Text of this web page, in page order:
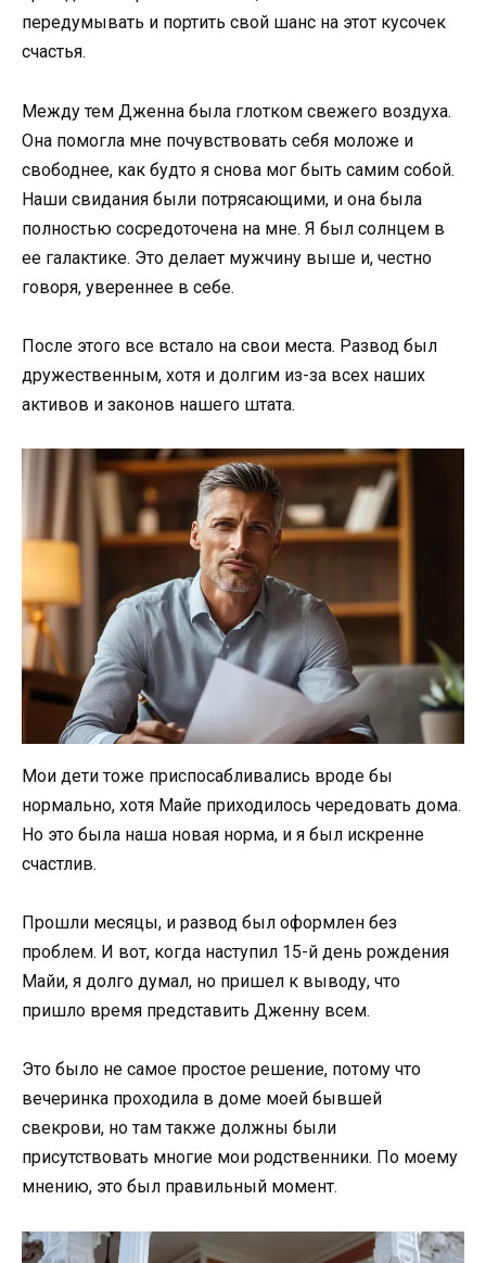
передумывать и портить свой шанс на этот кусочек
счастья.
Между тем Дженна была глотком свежего воздуха.
Она помогла мне почувствовать себя моложе и
свободнее, как будто я снова мог быть самим собой.
Наши свидания были потрясающими, и она была
полностью сосредоточена на мне. Я был солнцем в
ее галактике. Это делает мужчину выше и, честно
говоря, увереннее в себе.
После этого все встало на свои места. Развод был
дружественным, хотя и долгим из-за всех наших
активов и законов нашего штата.
Мои дети тоже приспосабливались вроде бы
нормально, хотя Майе приходилось чередовать дома.
Но это была наша новая норма, и я был искренне
счастлив.
Прошли месяцы, и развод был оформлен без
проблем. И вот, когда наступил 15-й день рождения
Майи, я долго думал, но пришел к выводу, что
пришло время представить Дженну всем.
Это было не самое простое решение, потому что
вечеринка проходила в доме моей бывшей
свекрови, но там также должны были
присутствовать многие мои родственники. По моему
мнению, это был правильный момент.